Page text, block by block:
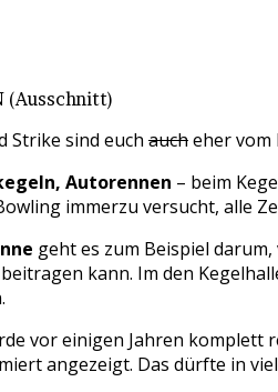
(Ausschnitt)
Strike sind euch aucheher vom
Autorennen – beim
immerzu versucht, alle
geht es zum Beispiel
kann. Im den
vor einigen Jahren
angezeigt. Das dürfte in